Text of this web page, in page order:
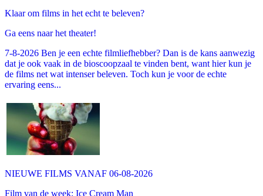
Klaar om films in het echt te beleven?
Ga eens naar het theater!
7-8-2026 Ben je een echte filmliefhebber? Dan is de kans aanwezig
dat je ook vaak in de bioscoopzaal te vinden bent, want hier kun je
de films net wat intenser beleven. Toch kun je voor de echte
ervaring eens...
NIEUWE FILMS VANAF 06-08-2026
Film van de week: Ice Cream Man